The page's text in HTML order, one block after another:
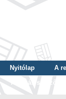
Nyitólap A
Tallózás szerző